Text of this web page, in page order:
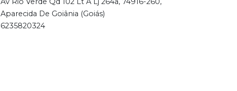
Aparecida De Goiânia (Goiás)
6235820324